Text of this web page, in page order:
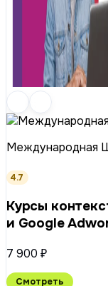
Международная
4.7
Курсы
и Google
7 900 ₽
Смотреть